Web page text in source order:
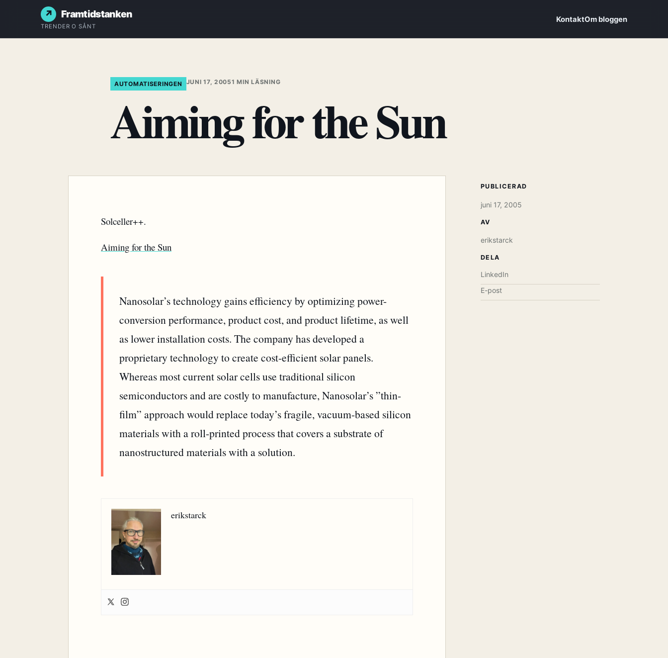
Framtidstanken
TRENDER O SÅNT
KontaktOm bloggen
AUTOMATISERINGEN JUNI 17, 20051 MIN LÄSNING
Aiming for the Sun
Solceller++.
Aiming for the Sun
Nanosolar’s technology gains efficiency by optimizing power-
conversion performance, product cost, and product lifetime, as well
as lower installation costs. The company has developed a
proprietary technology to create cost-efficient solar panels.
Whereas most current solar cells use traditional silicon
semiconductors and are costly to manufacture, Nanosolar’s ”thin-
film” approach would replace today’s fragile, vacuum-based silicon
materials with a roll-printed process that covers a substrate of
nanostructured materials with a solution.
erikstarck
PUBLICERAD
juni 17, 2005
AV
erikstarck
DELA
LinkedIn
E-post